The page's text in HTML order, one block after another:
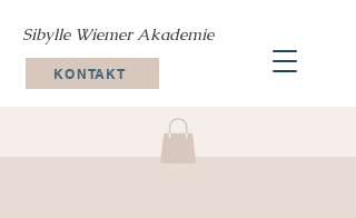
Sibylle Wiemer Akademie
KONTAKT